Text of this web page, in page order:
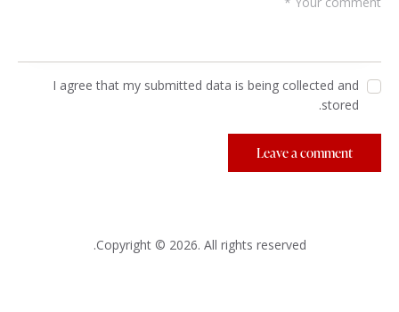
I agree that my submitted data is being collected and
stored.
Copyright © 2026. All rights reserved.